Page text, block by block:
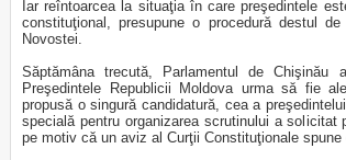
Iar reîntoarcea la situaţia în care preşedintele
constituţional, presupune o procedură destul
Novostei.
Săptămâna trecută, Parlamentul de Chişinău
Preşedintele Republicii Moldova urma să fie
propusă o singură candidatură, cea a
specială pentru organizarea scrutinului a solicitat
pe motiv că un aviz al Curţii Constituţionale